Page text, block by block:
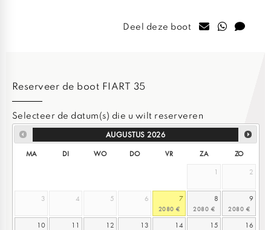
Deel deze boot
Reserveer de boot FIART 35
Selecteer de datum(s) die u wilt reserveren
AUGUSTUS 2026
MA DI WO DO VR ZA
ZO
1
2
3 4 5 6 7 8 9
10 11 12 13 14 15 16